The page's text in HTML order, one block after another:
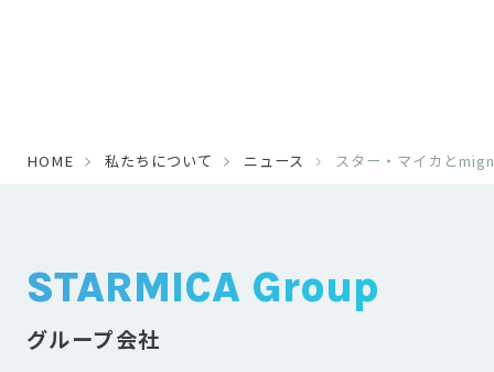
HOME 私たちについて ニュース スター・マイカと
STARMICA Group
グループ会社